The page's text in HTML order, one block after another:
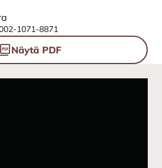
1071-8871
Näytä PDF